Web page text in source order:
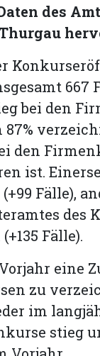
des
667
bei den
den
ist.
(+99 Fälle),
des
Fälle).
eine
zu
im
stieg